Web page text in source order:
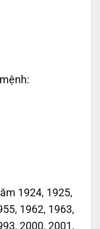
1924, 1925,
1962, 1963,
2000, 2001,